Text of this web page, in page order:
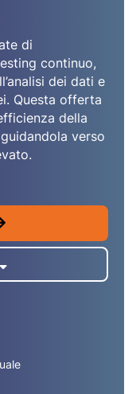
di
continuo,
dei dati e
Questa offerta
della
verso